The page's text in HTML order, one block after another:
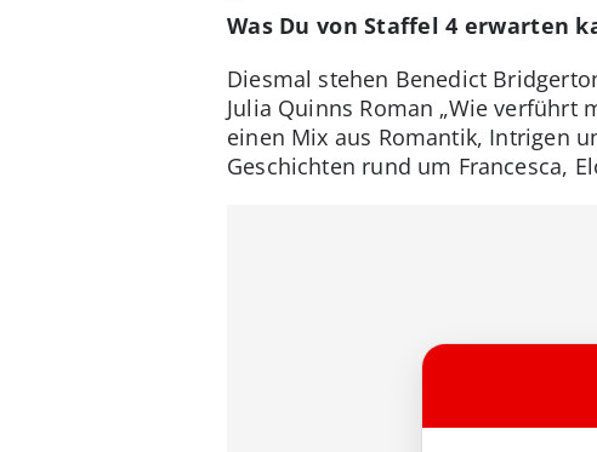
Was Du von Staffel 4 erwarten
Diesmal stehen Benedict
Julia Quinns Roman „Wie verführt
einen Mix aus Romantik, Intrigen
Geschichten rund um Francesca,